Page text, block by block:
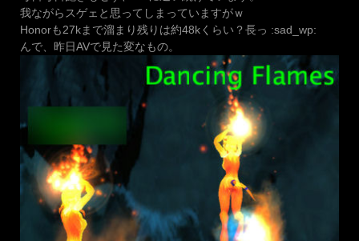
我ながらスゲェと思ってしまっていますがｗ
Honorも27kまで溜まり残りは約48kくらい？長っ :sad_wp:
んで、昨日AVで見た変なもの。